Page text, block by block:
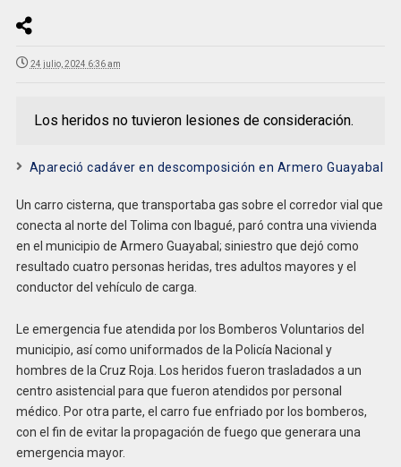
24 julio, 2024 6:36 am
Los heridos no tuvieron lesiones de consideración.
Apareció cadáver en descomposición en Armero Guayabal
Un carro cisterna, que transportaba gas sobre el corredor vial que
conecta al norte del Tolima con Ibagué, paró contra una vivienda
en el municipio de Armero Guayabal; siniestro que dejó como
resultado cuatro personas heridas, tres adultos mayores y el
conductor del vehículo de carga.
Le emergencia fue atendida por los Bomberos Voluntarios del
municipio, así como uniformados de la Policía Nacional y
hombres de la Cruz Roja. Los heridos fueron trasladados a un
centro asistencial para que fueron atendidos por personal
médico. Por otra parte, el carro fue enfriado por los bomberos,
con el fin de evitar la propagación de fuego que generara una
emergencia mayor.